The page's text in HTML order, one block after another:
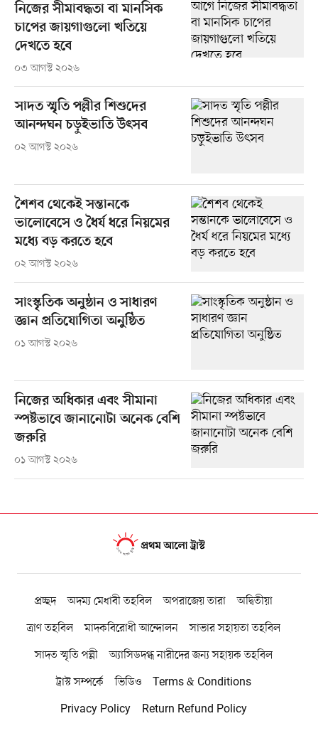
নিজের সীমাবদ্ধতা বা মানসিক
চাপের জায়গাগুলো খতিয়ে
দেখতে হবে
০৩ আগস্ট ২০২৬
সাদত স্মৃতি পল্লীর শিশুদের
আনন্দঘন চড়ুইভাতি উৎসব
০২ আগস্ট ২০২৬
শৈশব থেকেই সন্তানকে
ভালোবেসে ও ধৈর্য ধরে নিয়মের
মধ্যে বড় করতে হবে
০২ আগস্ট ২০২৬
সাংস্কৃতিক অনুষ্ঠান ও সাধারণ
জ্ঞান প্রতিযোগিতা অনুষ্ঠিত
০১ আগস্ট ২০২৬
নিজের অধিকার এবং সীমানা
স্পষ্টভাবে জানানোটা অনেক বেশি
জরুরি
০১ আগস্ট ২০২৬
প্রচ্ছদ অদম্য মেধাবী তহবিল অপরাজেয় তারা
অদ্বিতীয়া
ত্রাণ তহবিল
মাদকবিরোধী আন্দোলন
সাভার সহায়তা তহবিল
সাদত স্মৃতি পল্লী
অ্যাসিডদগ্ধ নারীদের জন্য সহায়ক তহবিল
ট্রাস্ট সম্পর্কে
ভিডিও
Terms & Conditions
Privacy Policy
Return Refund Policy